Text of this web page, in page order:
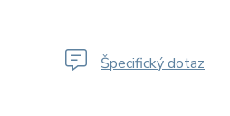
Špecifický dotaz